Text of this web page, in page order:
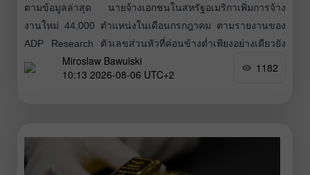
ตามข้อมูลล่าสุด นายจ้างเอกชนในสหรัฐอเมริกาเพิ่มการจ้าง
งานใหม่ 44,000 ตำแหน่งในเดือนกรกฎาคม ตามรายงานของ
ADP Research ตัวเลขส่วนหัวที่ค่อนข้างต่ำเพียงอย่างเดียวยัง
ไม่สะท้อนภาพรวมทั้งหมด รายงานของ ADP ให้ความสำคัญกับ
พลวัตด้านค่าจ้างมากกว่าปริมาณการจ้างงาน โดยมองว่าเป็น
Miroslaw Bawulski
10:13 2026-08-06 UTC+2
1182